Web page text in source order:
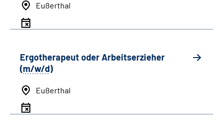
Eußerthal
Ergotherapeut oder Arbeitserzieher
(m/w/d)
Eußerthal